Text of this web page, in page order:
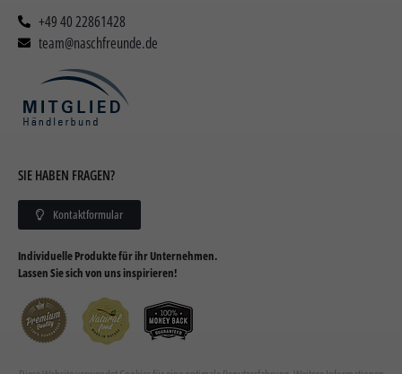
+49 40 22861428
team@naschfreunde.de
SIE HABEN FRAGEN?
Kontaktformular
Individuelle Produkte für ihr Unternehmen.
Lassen Sie sich von uns inspirieren!